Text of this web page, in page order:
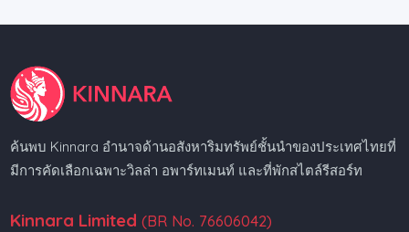
ค้นพบ Kinnara อำนาจด้านอสังหาริมทรัพย์ชั้นนำของประเทศไทยที่
มีการคัดเลือกเฉพาะวิลล่า อพาร์ทเมนท์ และที่พักสไตล์รีสอร์ท
Kinnara Limited (BR No. 76606042)